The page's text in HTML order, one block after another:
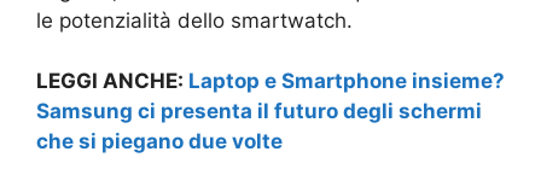
le potenzialità dello smartwatch.
LEGGI ANCHE: Laptop e Smartphone insieme?
Samsung ci presenta il futuro degli schermi
che si piegano due volte